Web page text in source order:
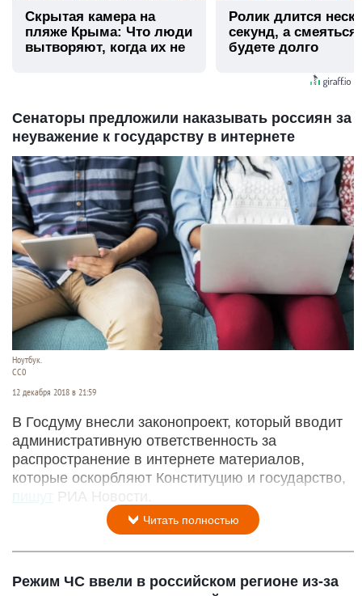
Скрытая камера на
пляже Крыма: Что люди
вытворяют, когда их не
Ролик длится
секунд, а
будете долго
Сенаторы предложили наказывать россиян за
неуважение к государству в интернете
Ноутбук.
СС0
12 декабря 2018 в 21:59
В Госдуму внесли законопроект, который вводит
административную ответственность за
распространение в интернете материалов,
которые оскорбляют Конституцию и государство,
пишут
РИА Новости.
Читать полностью
Режим ЧС ввели в российском регионе из-за